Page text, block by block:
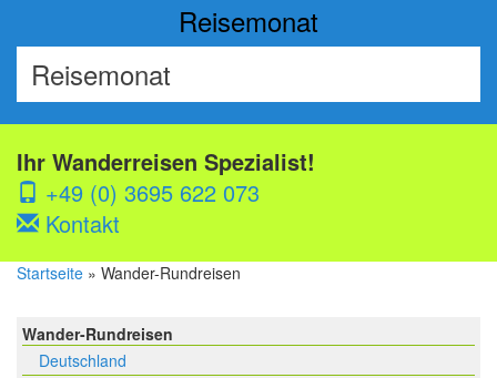
Reisemonat
Ihr Wanderreisen Spezialist!
+49 (0) 3695 622 073
Kontakt
Startseite » Wander-Rundreisen
Wander-Rundreisen
Deutschland